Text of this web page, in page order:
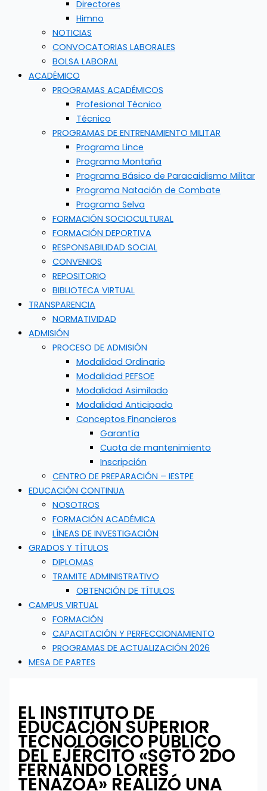
Directores
Himno
NOTICIAS
CONVOCATORIAS LABORALES
BOLSA LABORAL
ACADÉMICO
PROGRAMAS ACADÉMICOS
Profesional Técnico
Técnico
PROGRAMAS DE ENTRENAMIENTO MILITAR
Programa Lince
Programa Montaña
Programa Básico de Paracaidismo Militar
Programa Natación de Combate
Programa Selva
FORMACIÓN SOCIOCULTURAL
FORMACIÓN DEPORTIVA
RESPONSABILIDAD SOCIAL
CONVENIOS
REPOSITORIO
BIBLIOTECA VIRTUAL
TRANSPARENCIA
NORMATIVIDAD
ADMISIÓN
PROCESO DE ADMISIÓN
Modalidad Ordinario
Modalidad PEFSOE
Modalidad Asimilado
Modalidad Anticipado
Conceptos Financieros
Garantía
Cuota de mantenimiento
Inscripción
CENTRO DE PREPARACIÓN – IESTPE
EDUCACIÓN CONTINUA
NOSOTROS
FORMACIÓN ACADÉMICA
LÍNEAS DE INVESTIGACIÓN
GRADOS Y TÍTULOS
DIPLOMAS
TRAMITE ADMINISTRATIVO
OBTENCIÓN DE TÍTULOS
CAMPUS VIRTUAL
FORMACIÓN
CAPACITACIÓN Y PERFECCIONAMIENTO
PROGRAMAS DE ACTUALIZACIÓN 2026
MESA DE PARTES
EL INSTITUTO DE
EDUCACIÓN SUPERIOR
TECNOLÓGICO PÚBLICO
DEL EJÉRCITO «SGTO 2DO
FERNANDO LORES
TENAZOA» REALIZÓ UNA